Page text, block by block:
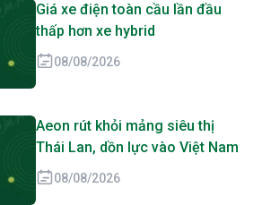
Giá xe điện toàn cầu lần đầu
thấp hơn xe hybrid
08/08/2026
Aeon rút khỏi mảng siêu thị
Thái Lan, dồn lực vào Việt Nam
08/08/2026